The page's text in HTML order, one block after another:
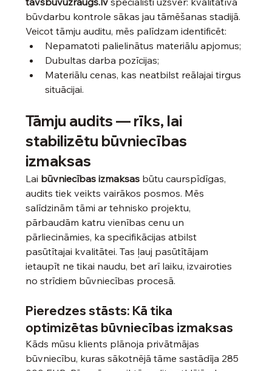
būvdarbu kontrole sākas jau tāmēšanas stadijā.
Veicot tāmju auditu, mēs palīdzam identificēt:
Nepamatoti palielinātus materiālu apjomus;
Dubultas darba pozīcijas;
Materiālu cenas, kas neatbilst reālajai tirgus
situācijai.
Tāmju audits — rīks, lai
stabilizētu būvniecības
izmaksas
Lai būvniecības izmaksas būtu caurspīdīgas,
audits tiek veikts vairākos posmos. Mēs
salīdzinām tāmi ar tehnisko projektu,
pārbaudām katru vienības cenu un
pārliecināmies, ka specifikācijas atbilst
pasūtītajai kvalitātei. Tas ļauj pasūtītājam
ietaupīt ne tikai naudu, bet arī laiku, izvairoties
no strīdiem būvniecības procesā.
Pieredzes stāsts: Kā tika
optimizētas būvniecības izmaksas
Kāds mūsu klients plānoja privātmājas
būvniecību, kuras sākotnējā tāme sastādīja 285